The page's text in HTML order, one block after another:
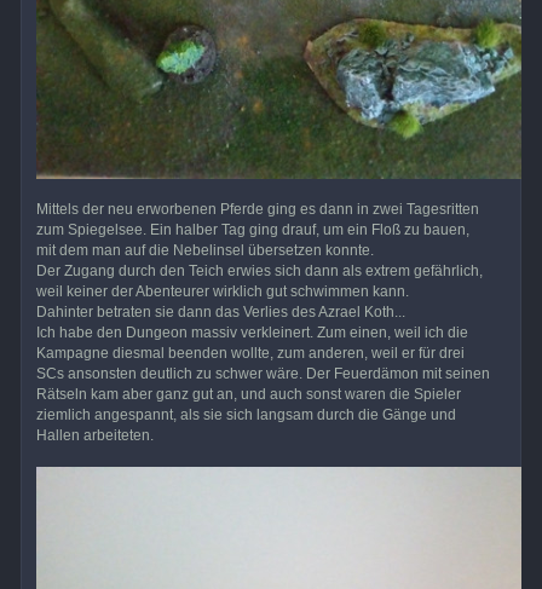
Mittels der neu erworbenen Pferde ging es dann in zwei Tagesritten
zum Spiegelsee. Ein halber Tag ging drauf, um ein Floß zu bauen,
mit dem man auf die Nebelinsel übersetzen konnte.
Der Zugang durch den Teich erwies sich dann als extrem gefährlich,
weil keiner der Abenteurer wirklich gut schwimmen kann.
Dahinter betraten sie dann das Verlies des Azrael Koth...
Ich habe den Dungeon massiv verkleinert. Zum einen, weil ich die
Kampagne diesmal beenden wollte, zum anderen, weil er für drei
SCs ansonsten deutlich zu schwer wäre. Der Feuerdämon mit seinen
Rätseln kam aber ganz gut an, und auch sonst waren die Spieler
ziemlich angespannt, als sie sich langsam durch die Gänge und
Hallen arbeiteten.